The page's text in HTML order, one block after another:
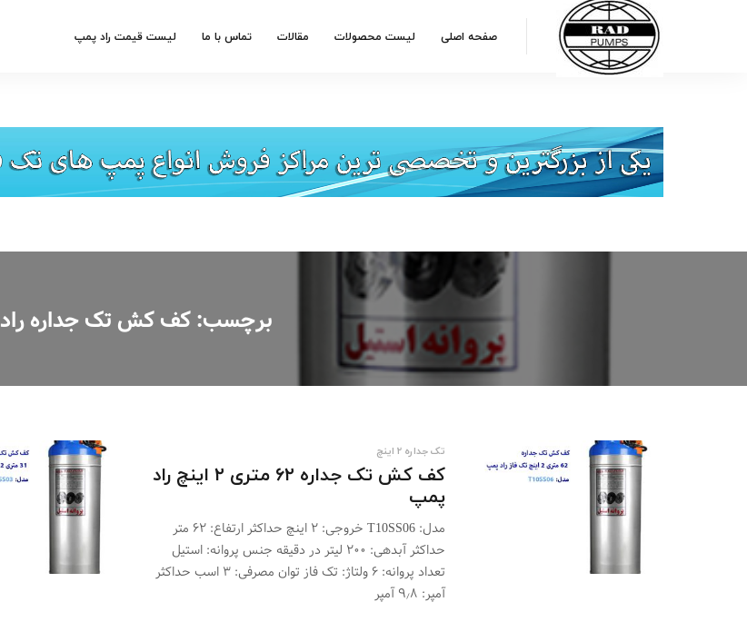
صفحه اصلی لیست محصولات مقالات تماس با ما لیست قیمت راد پمپ
برچسب:کف کش تک جداره راد
تک جداره 2 اینچ
کف کش تک جداره ۶۲ متری ۲ اینچ راد
پمپ
مدل: T10SS06 خروجی: ۲ اینچ حداکثر ارتفاع: ۶۲ متر
حداکثر آبدهی: ۲۰۰ لیتر در دقیقه جنس پروانه: استیل
تعداد پروانه: ۶ ولتاژ: تک فاز توان مصرفی: ۳ اسب حداکثر
آمپر: ۹٫۸ آمپر